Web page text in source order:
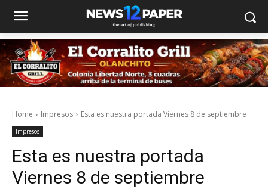
Home Impresos Esta es nuestra portada Viernes 8 de septiembre
Impresos
Esta es nuestra portada
Viernes 8 de septiembre